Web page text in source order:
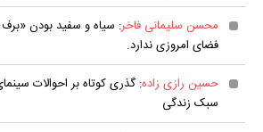
محسن سلیمانی فاخر: سیاه و سفید بودن
فضای امروزی ندارد.
حسین رازی زاده: گذری کوتاه بر احوالات
سبک زندگی